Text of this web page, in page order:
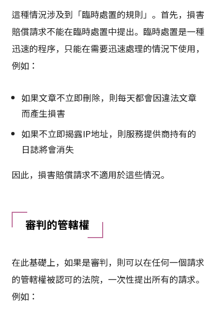
這種情況涉及到「臨時處置的規則」。首先，損害
賠償請求不能在臨時處置中提出。臨時處置是一種
迅速的程序，只能在需要迅速處理的情況下使用，
例如：
如果文章不立即刪除，則每天都會因違法文章
而產生損害
如果不立即揭露IP地址，則服務提供商持有的
日誌將會消失
因此，損害賠償請求不適用於這些情況。
審判的管轄權
在此基礎上，如果是審判，則可以在任何一個請求
的管轄權被認可的法院，一次性提出所有的請求。
例如：